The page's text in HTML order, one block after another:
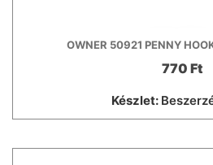
OWNER 50921 PENNY
770 Ft
Készlet: